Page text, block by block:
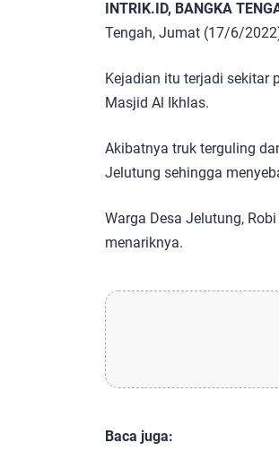
INTRIK.ID, BANGKA
Tengah, Jumat (17/6/
Kejadian itu terjadi sekitar
Masjid Al Ikhlas.
Akibatnya truk terguling
Jelutung sehingga
Warga Desa Jelutung,
menariknya.
Baca juga: